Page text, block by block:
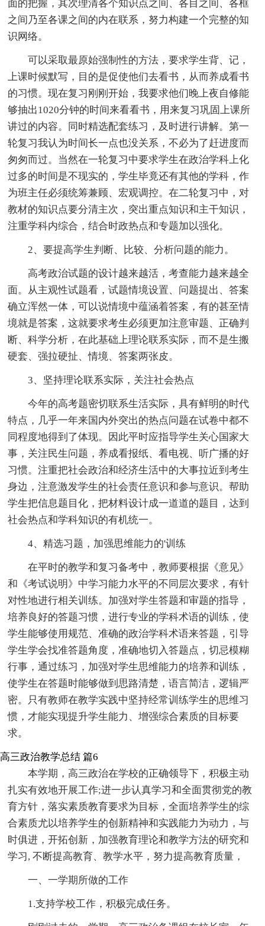
面的把握，其次理清各个知识点之间、各目之间、各框
之间乃至各课之间的内在联系，努力构建一个完整的知
识网络。
可以采取最原始强制性的方法，要求学生背、记，
上课时候默写，目的是促使他们去看书，从而养成看书
的习惯。现在复习刚刚开始，我要求他们晚上夜自修能
够抽出1020分钟的时间来看看书，用来复习巩固上课所
讲过的内容。同时精选配套练习，及时进行讲解。第一
轮复习我认为时间长一点也没关系，不必为了赶进度而
匆匆而过。当然在一轮复习中要求学生在政治学科上化
过多的时间是不现实的，学生毕竟还有其他的学科，作
为班主任必须统筹兼顾、宏观调控。在二轮复习中，对
教材的知识点要分清主次，突出重点知识和主干知识，
注重学科内综合，结合时政热点和专题加以强化。
2、要提高学生判断、比较、分析问题的能力。
高考政治试题的设计越来越活，考查能力越来越全
面。从主观性试题看，试题情境设置、问题提出、答案
确立浑然一体，可以说情境中蕴涵着答案，有的甚至情
境就是答案，这就要求考生必须更加注意审题、正确判
断、科学分析，在此基础上理论联系实际，而不是生搬
硬套、强拉硬扯、情境、答案两张皮。
3、坚持理论联系实际，关注社会热点
今年的高考题密切联系生活实际，具有鲜明的时代
特点，几乎一年来国内外突出的热点问题在试卷中都不
同程度地得到了体现。因此平时应指导学生关心国家大
事，关注民生问题，养成看报纸、看电视、听广播的好
习惯。注重把社会政治和经济生活中的大事拉近到考生
身边，注意激发学生的社会责任意识和参与意识。帮助
学生把信息题目化，把材料设计成一道道的题目，达到
社会热点和学科知识的有机统一。
4、精选习题，加强思维能力的'训练
在平时的教学和复习备考中，教师要根据《意见》
和《考试说明》中学习能力水平的不同层次要求，有针
对性地进行相关训练。加强对学生答题和审题的指导，
培养良好的答题习惯，进行专业的学科术语的训练，使
学生能够使用规范、准确的政治学科术语来答题，引导
学生学会找准答题角度，准确地切入答题点，切忌模糊
行事，通过练习，加强对学生思维能力的培养和训练，
使学生在答题时能够做到思路清楚，语言简洁，逻辑严
密。只有教师在教学实践中坚持经常训练学生的思维习
惯，才能实现提升学生能力、增强综合素质的目标要
求。
高三政治教学总结 篇6
本学期，高三政治在学校的正确领导下，积极主动
扎实有效地开展工作;进一步认真学习和全面贯彻党的教
育方针，落实素质教育要求为目标，全面培养学生的综
合素质尤以培养学生的创新精神和实践能力为动力，与
时俱进，开拓创新，加强教育理论和教学方法的研究和
学习, 不断提高教育、教学水平，努力提高教育质量，
一、一学期所做的工作
1.支持学校工作，积极完成任务。